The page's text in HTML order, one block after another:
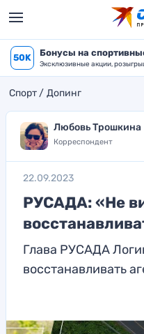
50K Бонусы на
Эксклюзивные акции,
Спорт Допинг
Любовь Трошкина
Корреспондент
22.09.2023
РУСАДА: «Не
Глава РУСАДА
восстанавливать